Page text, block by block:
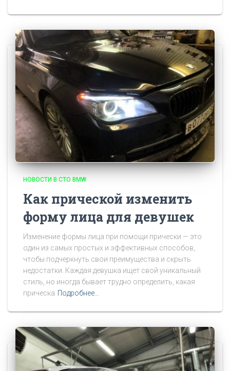
НОВОСТИ В СТО BMW
Как прической изменить
форму лица для девушек
Изменение формы лица при помощи прически — это
один из самых простых и эффективных способов,
чтобы подчеркнуть свои преимущества и скрыть
недостатки. Каждая девушка ищет свой уникальный
стиль, но иногда бывает трудно определить, какая
прическа Подробнее…